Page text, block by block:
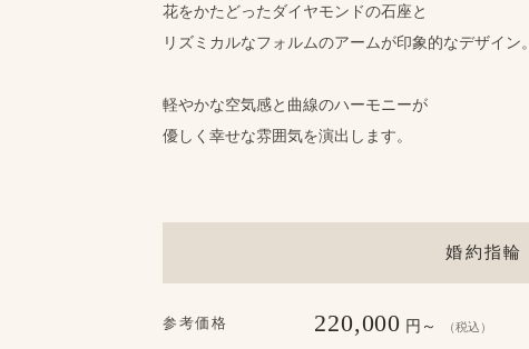
婚約指輪
参考価格 220,000 円～ （税込）
花を​かた​どった​ダイヤモンドの​石座と
リズミカルな​フォルムの​アームが​印象的な​デザイン。
軽やかな​空気感と​曲線の​ハーモニーが
優しく​幸せな​雰囲気を​演出します。